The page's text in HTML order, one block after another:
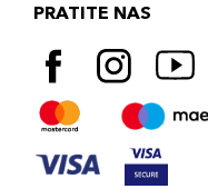
PRATITE NAS